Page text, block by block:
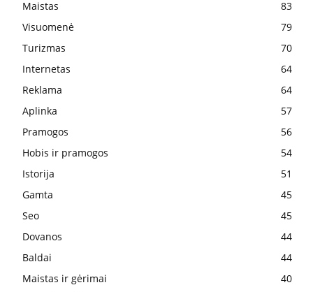
Maistas
83
Visuomenė
79
Turizmas
70
Internetas
64
Reklama
64
Aplinka
57
Pramogos
56
Hobis ir pramogos
54
Istorija
51
Gamta
45
Seo
45
Dovanos
44
Baldai
44
Maistas ir gėrimai
40